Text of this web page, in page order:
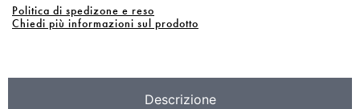
Politica di spedizone e reso
Chiedi più informazioni sul prodotto
Descrizione